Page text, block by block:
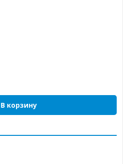
В корзину